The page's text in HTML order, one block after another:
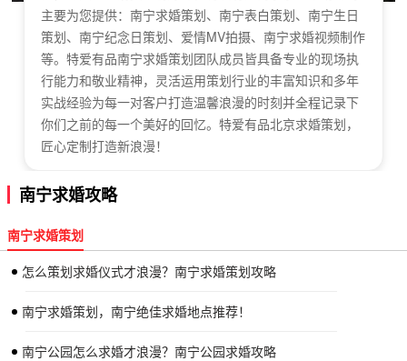
主要为您提供：南宁求婚策划、南宁表白策划、南宁生日
策划、南宁纪念日策划、爱情MV拍摄、南宁求婚视频制作
等。特爱有品南宁求婚策划团队成员皆具备专业的现场执
行能力和敬业精神，灵活运用策划行业的丰富知识和多年
实战经验为每一对客户打造温馨浪漫的时刻并全程记录下
你们之前的每一个美好的回忆。特爱有品北京求婚策划，
匠心定制打造新浪漫！
南宁求婚攻略
南宁求婚策划
怎么策划求婚仪式才浪漫？南宁求婚策划攻略
南宁求婚策划，南宁绝佳求婚地点推荐！
南宁公园怎么求婚才浪漫？南宁公园求婚攻略